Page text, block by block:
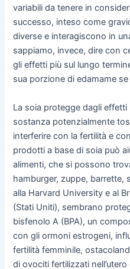
variabili da tenere in
successo, inteso come
diverse e interagiscono in
sappiamo, invece, dire con
gli effetti più sul lungo
sua porzione di edamame
La soia protegge dagli
sostanza potenzialmente
interferire con la fertilità e
prodotti a base di soia può
alimenti, che si possono
hamburger, zuppe,
alla Harvard University e al
(Stati Uniti), sembrano
bisfenolo A (BPA), un
con gli ormoni estrogeni,
fertilità femminile,
di ovociti fertilizzati